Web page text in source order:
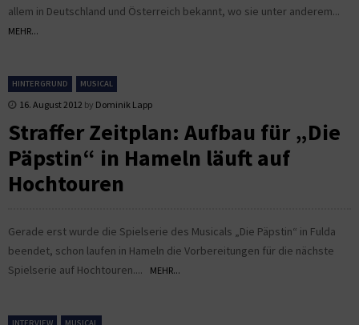
allem in Deutschland und Österreich bekannt, wo sie unter anderem...
MEHR...
HINTERGRUND MUSICAL
16. August 2012 by Dominik Lapp
Straffer Zeitplan: Aufbau für „Die
Päpstin“ in Hameln läuft auf
Hochtouren
Gerade erst wurde die Spielserie des Musicals „Die Päpstin“ in Fulda
beendet, schon laufen in Hameln die Vorbereitungen für die nächste
Spielserie auf Hochtouren....
MEHR...
INTERVIEW MUSICAL